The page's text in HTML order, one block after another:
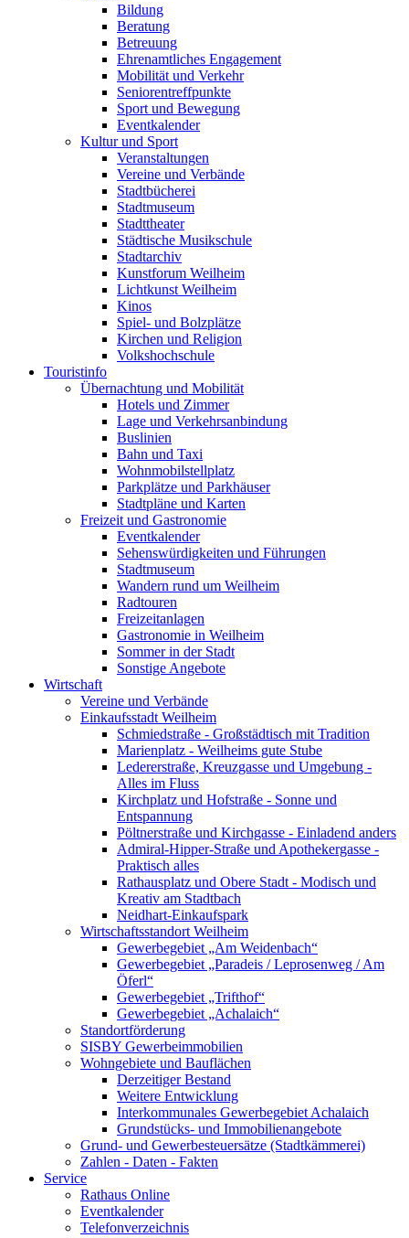
Bildung
Beratung
Betreuung
Ehrenamtliches Engagement
Mobilität und Verkehr
Seniorentreffpunkte
Sport und Bewegung
Eventkalender
Kultur und Sport
Veranstaltungen
Vereine und Verbände
Stadtbücherei
Stadtmuseum
Stadttheater
Städtische Musikschule
Stadtarchiv
Kunstforum Weilheim
Lichtkunst Weilheim
Kinos
Spiel- und Bolzplätze
Kirchen und Religion
Volkshochschule
Touristinfo
Übernachtung und Mobilität
Hotels und Zimmer
Lage und Verkehrsanbindung
Buslinien
Bahn und Taxi
Wohnmobilstellplatz
Parkplätze und Parkhäuser
Stadtpläne und Karten
Freizeit und Gastronomie
Eventkalender
Sehenswürdigkeiten und Führungen
Stadtmuseum
Wandern rund um Weilheim
Radtouren
Freizeitanlagen
Gastronomie in Weilheim
Sommer in der Stadt
Sonstige Angebote
Wirtschaft
Vereine und Verbände
Einkaufsstadt Weilheim
Schmiedstraße - Großstädtisch mit Tradition
Marienplatz - Weilheims gute Stube
Ledererstraße, Kreuzgasse und Umgebung -
Alles im Fluss
Kirchplatz und Hofstraße - Sonne und
Entspannung
Pöltnerstraße und Kirchgasse - Einladend anders
Admiral-Hipper-Straße und Apothekergasse -
Praktisch alles
Rathausplatz und Obere Stadt - Modisch und
Kreativ am Stadtbach
Neidhart-Einkaufspark
Wirtschaftsstandort Weilheim
Gewerbegebiet „Am Weidenbach“
Gewerbegebiet „Paradeis / Leprosenweg / Am
Öferl“
Gewerbegebiet „Trifthof“
Gewerbegebiet „Achalaich“
Standortförderung
SISBY Gewerbeimmobilien
Wohngebiete und Bauflächen
Derzeitiger Bestand
Weitere Entwicklung
Interkommunales Gewerbegebiet Achalaich
Grundstücks- und Immobilienangebote
Grund- und Gewerbesteuersätze (Stadtkämmerei)
Zahlen - Daten - Fakten
Service
Rathaus Online
Eventkalender
Telefonverzeichnis